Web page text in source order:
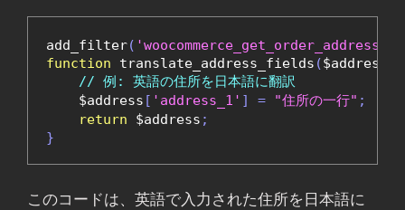
add_filter( 'woocommerce_get_order_address'
function translate_address_fields ($address
// 例: 英語の住所を日本語に翻訳
    $address
[ 'address_1' ] = "住所の一行" ;
return $address ;
}
このコードは、英語で入力された住所を日本語に